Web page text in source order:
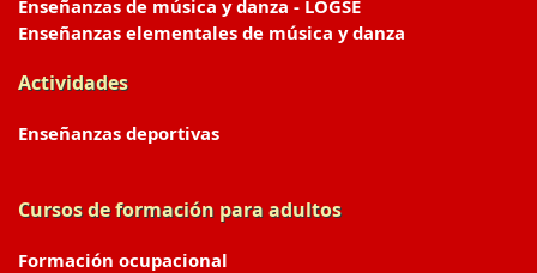
Enseñanzas de música y danza - LOGSE
Enseñanzas elementales de música y danza
Actividades
Enseñanzas deportivas
Cursos de formación para adultos
Formación ocupacional